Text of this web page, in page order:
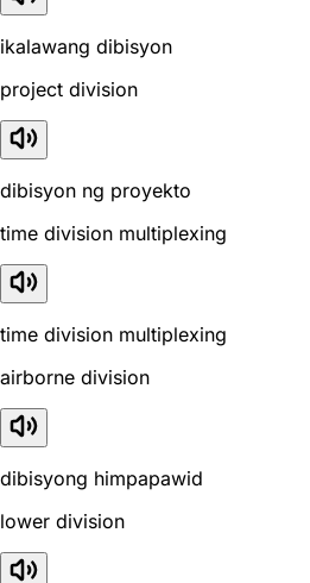
ikalawang dibisyon
project division
dibisyon ng proyekto
time division multiplexing
time division multiplexing
airborne division
dibisyong himpapawid
lower division